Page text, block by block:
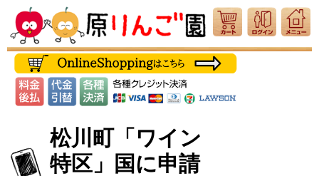
松川町「ワイン
特区」国に申請